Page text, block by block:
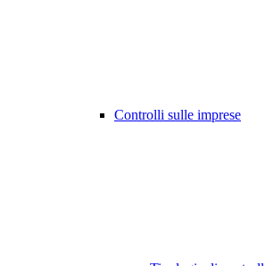
Controlli sulle imprese